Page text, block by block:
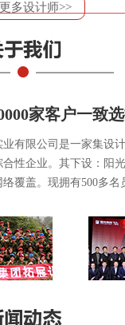
多设计师>>
家客户一致
有限公司是一家集设
合性企业。其下设：阳
覆盖。现拥有500多